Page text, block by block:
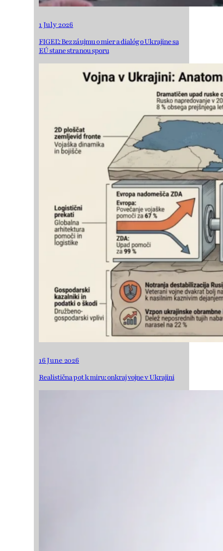
1 July 2026
FIGEĽ: Bez záujmu o mier a dialóg o Ukrajine sa
EÚ stane stranou sporu
16 June 2026
Realistična pot k miru: onkraj vojne v Ukrajini